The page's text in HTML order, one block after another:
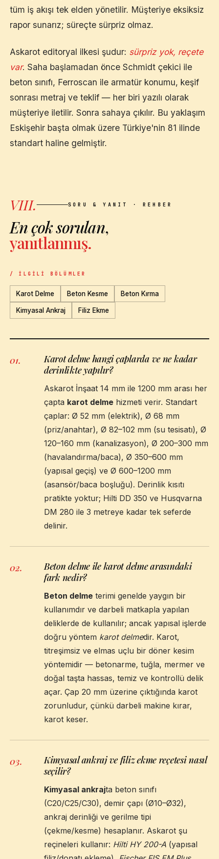
tüm iş akışı tek elden yönetilir. Müşteriye eksiksiz
rapor sunarız; süreçte sürpriz olmaz.
Askarot editoryal ilkesi şudur: sürpriz yok, reçete
var. Saha başlamadan önce Schmidt çekici ile
beton sınıfı, Ferroscan ile armatür konumu, keşif
sonrası metraj ve teklif — her biri yazılı olarak
müşteriye iletilir. Sonra sahaya çıkılır. Bu yaklaşım
Eskişehir başta olmak üzere Türkiye'nin 81 ilinde
standart haline gelmiştir.
VIII. SORU & YANIT · REHBER
En çok sorulan,
yanıtlanmış.
/ İLGILI BÖLÜMLER
Karot Delme Beton Kesme Beton Kırma
Kimyasal Ankraj Filiz Ekme
01.
Karot delme hangi çaplarda ve ne kadar
derinlikte yapılır?
Askarot İnşaat 14 mm ile 1200 mm arası her
çapta karot delme hizmeti verir. Standart
çaplar: Ø 52 mm (elektrik), Ø 68 mm
(priz/anahtar), Ø 82–102 mm (su tesisatı), Ø
120–160 mm (kanalizasyon), Ø 200–300 mm
(havalandırma/baca), Ø 350–600 mm
(yapısal geçiş) ve Ø 600–1200 mm
(asansör/baca boşluğu). Derinlik kısıtı
pratikte yoktur; Hilti DD 350 ve Husqvarna
DM 280 ile 3 metreye kadar tek seferde
delinir.
02.
Beton delme ile karot delme arasındaki
fark nedir?
Beton delme terimi genelde yaygın bir
kullanımdır ve darbeli matkapla yapılan
deliklerde de kullanılır; ancak yapısal işlerde
doğru yöntem karot delmedir. Karot,
titreşimsiz ve elmas uçlu bir döner kesim
yöntemidir — betonarme, tuğla, mermer ve
doğal taşta hassas, temiz ve kontrollü delik
açar. Çap 20 mm üzerine çıktığında karot
zorunludur, çünkü darbeli makine kırar,
karot keser.
03.
Kimyasal ankraj ve filiz ekme reçetesi nasıl
seçilir?
Kimyasal ankrajta beton sınıfı
(C20/C25/C30), demir çapı (Ø10–Ø32),
ankraj derinliği ve gerilme tipi
(çekme/kesme) hesaplanır. Askarot şu
reçineleri kullanır: Hilti HY 200-A (yapısal